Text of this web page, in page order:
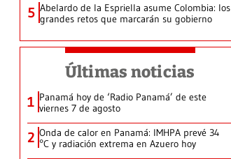
5 Abelardo de la Espriella asume Colombia: los
grandes retos que marcarán su gobierno
Últimas noticias
1 Panamá hoy de ‘Radio Panamá’ de este
viernes 7 de agosto
2 Onda de calor en Panamá: IMHPA prevé 34
°C y radiación extrema en Azuero hoy